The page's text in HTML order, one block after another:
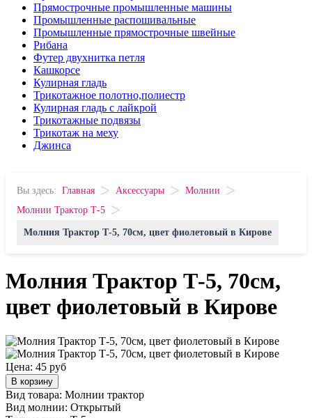
Прямострочные промышленные машины
Промышленные распошивальные
Промышленные прямострочные швейные
Рибана
Футер двухнитка петля
Кашкорсе
Кулирная гладь
Трикотажное полотно,полиестр
Кулирная гладь с лайкрой
Трикотажные подвязы
Трикотаж на меху
Джинса
Вы здесь: Главная > Аксессуары > Молнии >
Молнии Трактор Т-5 >
Молния Трактор Т-5, 70см, цвет фиолетовый в Кирове
Молния Трактор Т-5, 70см,
цвет фиолетовый в Кирове
Цена: 45 руб
В корзину
Вид товара: Молнии трактор
Вид молнии: Открытый